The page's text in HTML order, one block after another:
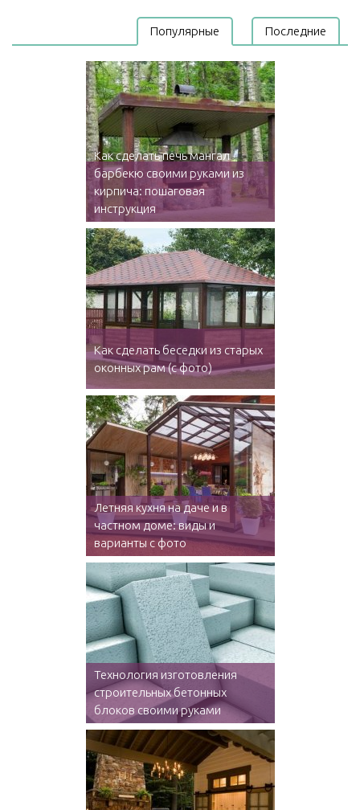
Популярные Последние
Как сделать печь мангал
барбекю своими руками из
кирпича: пошаговая
инструкция
Как сделать беседки из старых
оконных рам (с фото)
Летняя кухня на даче и в
частном доме: виды и
варианты с фото
Технология изготовления
строительных бетонных
блоков своими руками